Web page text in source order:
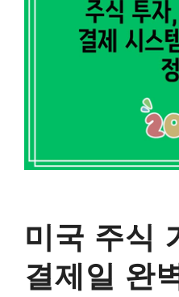
미국 주식
결제일 완